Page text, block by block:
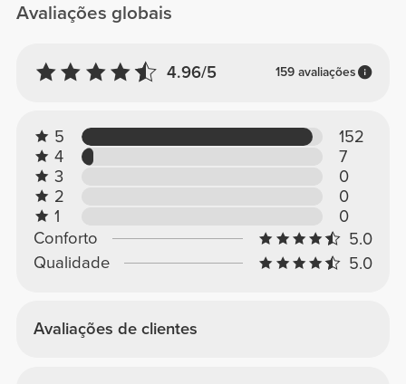
Avaliações globais
4.96/5 159 avaliações
5
152
4
7
3
0
2
0
1
0
Conforto
5.0
Qualidade
5.0
Avaliações de clientes